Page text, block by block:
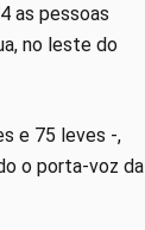
as pessoas
no leste do
e 75 leves -,
o porta-voz da